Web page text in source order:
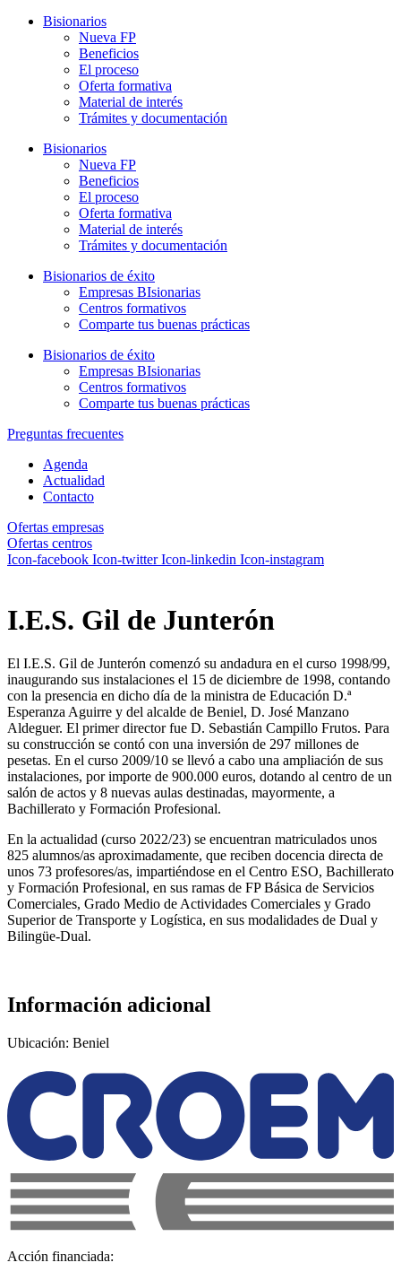
Bisionarios
Nueva FP
Beneficios
El proceso
Oferta formativa
Material de interés
Trámites y documentación
Bisionarios
Nueva FP
Beneficios
El proceso
Oferta formativa
Material de interés
Trámites y documentación
Bisionarios de éxito
Empresas BIsionarias
Centros formativos
Comparte tus buenas prácticas
Bisionarios de éxito
Empresas BIsionarias
Centros formativos
Comparte tus buenas prácticas
Preguntas frecuentes
Agenda
Actualidad
Contacto
Ofertas empresas
Ofertas centros
Icon-facebook Icon-twitter Icon-linkedin Icon-instagram
I.E.S. Gil de Junterón
El I.E.S. Gil de Junterón comenzó su andadura en el curso 1998/99,
inaugurando sus instalaciones el 15 de diciembre de 1998, contando
con la presencia en dicho día de la ministra de Educación D.ª
Esperanza Aguirre y del alcalde de Beniel, D. José Manzano
Aldeguer. El primer director fue D. Sebastián Campillo Frutos. Para
su construcción se contó con una inversión de 297 millones de
pesetas. En el curso 2009/10 se llevó a cabo una ampliación de sus
instalaciones, por importe de 900.000 euros, dotando al centro de un
salón de actos y 8 nuevas aulas destinadas, mayormente, a
Bachillerato y Formación Profesional.
En la actualidad (curso 2022/23) se encuentran matriculados unos
825 alumnos/as aproximadamente, que reciben docencia directa de
unos 73 profesores/as, impartiéndose en el Centro ESO, Bachillerato
y Formación Profesional, en sus ramas de FP Básica de Servicios
Comerciales, Grado Medio de Actividades Comerciales y Grado
Superior de Transporte y Logística, en sus modalidades de Dual y
Bilingüe-Dual.
Información adicional
Ubicación: Beniel
Acción financiada: